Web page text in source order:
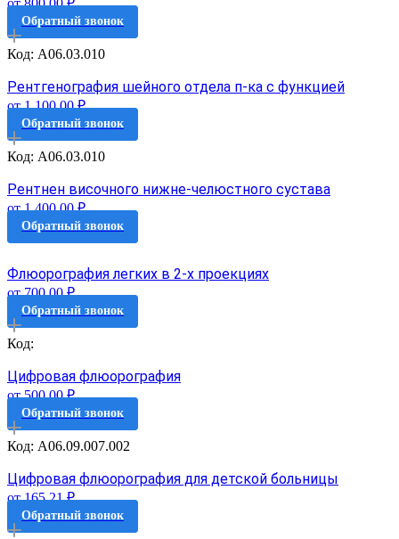
Обратный звонок
Код: A06.03.010
Рентгенография шейного отдела п-ка с функцией
от 1 100.00 ₽
Обратный звонок
Код: A06.03.010
Рентнен височного нижне-челюстного сустава
от 1 400.00 ₽
Обратный звонок
Флюорография легких в 2-х проекциях
от 700.00 ₽
Обратный звонок
Код:
Цифровая флюорография
от 500.00 ₽
Обратный звонок
Код: A06.09.007.002
Цифровая флюорография для детской больницы
от 165.21 ₽
Обратный звонок